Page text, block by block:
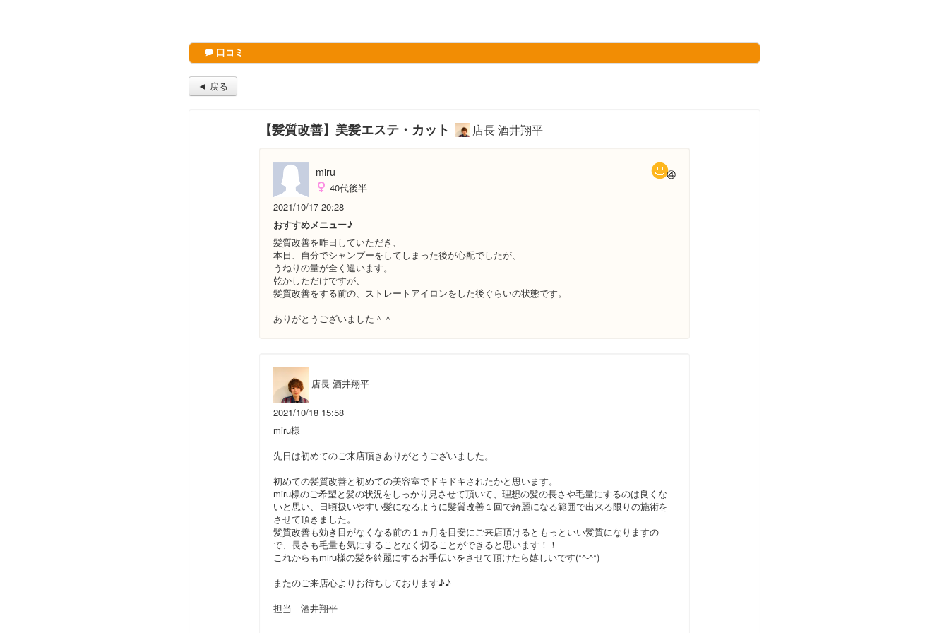
口コミ
◄ 戻る
【髪質改善】美髪エステ・カット 店長 酒井翔平
miru
40代後半
2021/10/17 20:28
おすすめメニュー♪
髪質改善を昨日していただき、
本日、自分でシャンプーをしてしまった後が心配でしたが、
うねりの量が全く違います。
乾かしただけですが、
髪質改善をする前の、ストレートアイロンをした後ぐらいの状態です。
ありがとうございました＾＾
店長 酒井翔平
2021/10/18 15:58
miru様
先日は初めてのご来店頂きありがとうございました。
初めての髪質改善と初めての美容室でドキドキされたかと思います。
miru様のご希望と髪の状況をしっかり見させて頂いて、理想の髪の長さや毛量にするのは良くな
いと思い、日頃扱いやすい髪になるように髪質改善１回で綺麗になる範囲で出来る限りの施術を
させて頂きました。
髪質改善も効き目がなくなる前の１ヵ月を目安にご来店頂けるともっといい髪質になりますの
で、長さも毛量も気にすることなく切ることができると思います！！
これからもmiru様の髪を綺麗にするお手伝いをさせて頂けたら嬉しいです(*^-^*)
またのご来店心よりお待ちしております♪♪
担当 酒井翔平